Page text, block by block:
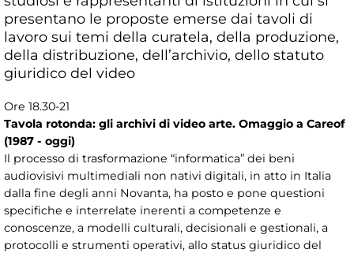
presentano le proposte emerse dai tavoli di
lavoro sui temi della curatela, della produzione,
della distribuzione, dell’archivio, dello statuto
giuridico del video
Ore 18.30-21
Tavola rotonda: gli archivi di video arte. Omaggio a Careof
(1987 - oggi)
Il processo di trasformazione “informatica” dei beni
audiovisivi multimediali non nativi digitali, in atto in Italia
dalla fine degli anni Novanta, ha posto e pone questioni
specifiche e interrelate inerenti a competenze e
conoscenze, a modelli culturali, decisionali e gestionali, a
protocolli e strumenti operativi, allo status giuridico del